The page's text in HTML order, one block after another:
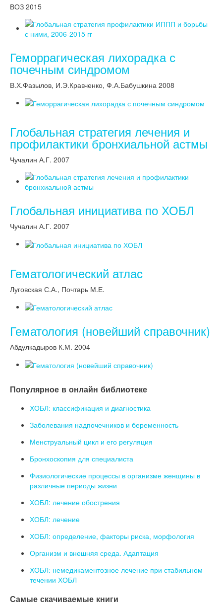
ВОЗ 2015
Геморрагическая лихорадка с
почечным синдромом
В.Х.Фазылов, И.Э.Кравченко, Ф.А.Бабушкина 2008
Глобальная стратегия лечения и
профилактики бронхиальной астмы
Чучалин А.Г. 2007
Глобальная инициатива по ХОБЛ
Чучалин А.Г. 2007
Гематологический атлас
Луговская С.А., Почтарь М.Е.
Гематология (новейший справочник)
Абдулкадыров К.М. 2004
Популярное в онлайн библиотеке
ХОБЛ: классификация и диагностика
Заболевания надпочечников и беременность
Менструальный цикл и его регуляция
Бронхоскопия для специалиста
Физиологические процессы в организме женщины в
различные периоды жизни
ХОБЛ: лечение обострения
ХОБЛ: лечение
ХОБЛ: определение, факторы риска, морфология
Организм и внешняя среда. Адаптация
ХОБЛ: немедикаментозное лечение при стабильном
течении ХОБЛ
Самые скачиваемые книги